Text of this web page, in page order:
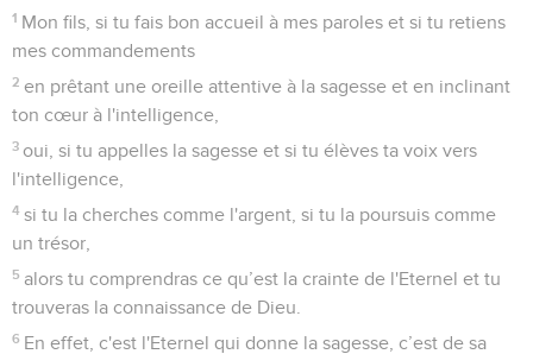
1 Mon fils, si tu fais bon accueil à mes paroles et si tu retiens
mes commandements
2 en prêtant une oreille attentive à la sagesse et en inclinant
ton cœur à l'intelligence,
3 oui, si tu appelles la sagesse et si tu élèves ta voix vers
l'intelligence,
4 si tu la cherches comme l'argent, si tu la poursuis comme
un trésor,
5 alors tu comprendras ce qu’est la crainte de l'Eternel et tu
trouveras la connaissance de Dieu.
6 En effet, c'est l'Eternel qui donne la sagesse, c’est de sa